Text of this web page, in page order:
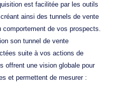
est facilitée par les outils
ainsi des tunnels de vente
de vos prospects.
son tunnel de vente
suite à vos actions de
offrent une vision globale pour
et permettent de mesurer :